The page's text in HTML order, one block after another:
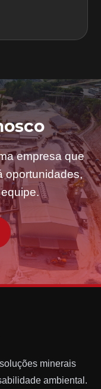
empresa que
oportunidades,
minerais
ambiental.